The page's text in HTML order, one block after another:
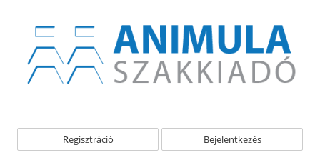
Regisztráció Bejelentkezés